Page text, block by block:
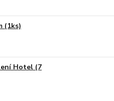
(1ks)
Hotel (7